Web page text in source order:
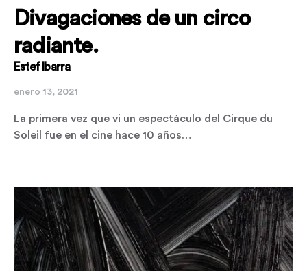
Divagaciones de un circo
radiante.
Estef Ibarra
enero 13, 2021
La primera vez que vi un espectáculo del Cirque du
Soleil fue en el cine hace 10 años…